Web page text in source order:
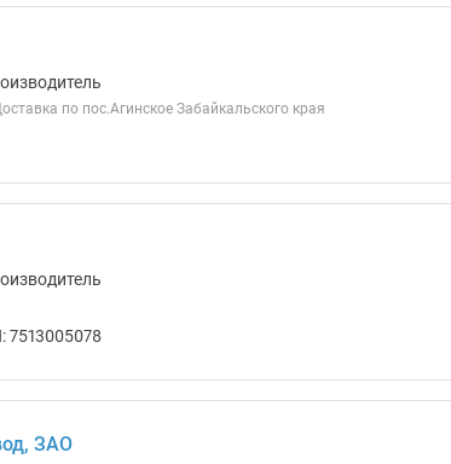
по пос.Агинское Забайкальского края
7513005078
ЗАО